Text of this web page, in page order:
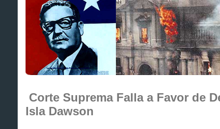
Corte Suprema Falla a Favor de
Isla Dawson